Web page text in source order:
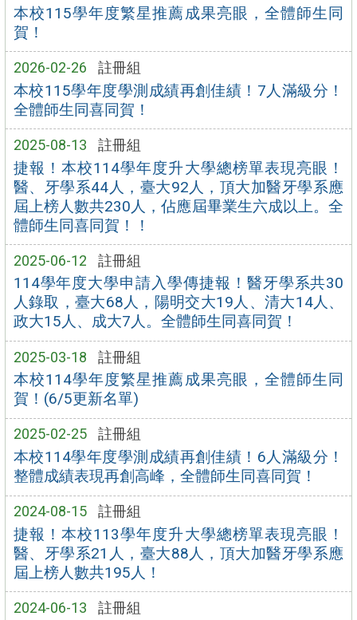
本校115學年度繁星推薦成果亮眼，全體師生同
賀！
2026-02-26 註冊組
本校115學年度學測成績再創佳績！7人滿級分！
全體師生同喜同賀！
2025-08-13 註冊組
捷報！本校114學年度升大學總榜單表現亮眼！
醫、牙學系44人，臺大92人，頂大加醫牙學系應
屆上榜人數共230人，佔應屆畢業生六成以上。全
體師生同喜同賀！！
2025-06-12 註冊組
114學年度大學申請入學傳捷報！醫牙學系共30
人錄取，臺大68人，陽明交大19人、清大14人、
政大15人、成大7人。全體師生同喜同賀！
2025-03-18 註冊組
本校114學年度繁星推薦成果亮眼，全體師生同
賀！(6/5更新名單)
2025-02-25 註冊組
本校114學年度學測成績再創佳績！6人滿級分！
整體成績表現再創高峰，全體師生同喜同賀！
2024-08-15 註冊組
捷報！本校113學年度升大學總榜單表現亮眼！
醫、牙學系21人，臺大88人，頂大加醫牙學系應
屆上榜人數共195人！
2024-06-13 註冊組